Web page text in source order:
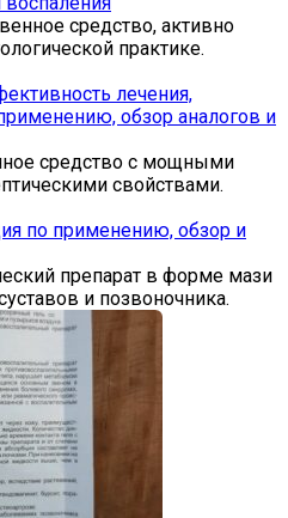
средство, активно
практике.
лечения,
обзор аналогов и
средство с мощными
свойствами.
по применению, обзор и
препарат в форме мази
и позвоночника.